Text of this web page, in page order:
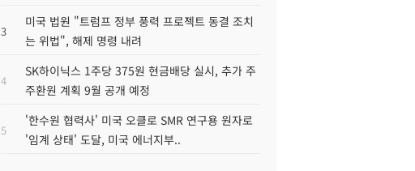
3
미국 법원 "트럼프 정부 풍력 프로젝트 동결 조치
는 위법", 해제 명령 내려
4
SK하이닉스 1주당 375원 현금배당 실시, 추가 주
주환원 계획 9월 공개 예정
5
'한수원 협력사' 미국 오클로 SMR 연구용 원자로
'임계 상태' 도달, 미국 에너지부..